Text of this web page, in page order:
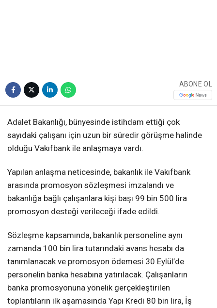
ABONE OL
Adalet Bakanlığı, bünyesinde istihdam ettiği çok
sayıdaki çalışanı için uzun bir süredir görüşme halinde
olduğu Vakıfbank ile anlaşmaya vardı.
Yapılan anlaşma neticesinde, bakanlık ile Vakıfbank
arasında promosyon sözleşmesi imzalandı ve
bakanlığa bağlı çalışanlara kişi başı 99 bin 500 lira
promosyon desteği verileceği ifade edildi.
Sözleşme kapsamında, bakanlık personeline aynı
zamanda 100 bin lira tutarındaki avans hesabı da
tanımlanacak ve promosyon ödemesi 30 Eylül’de
personelin banka hesabına yatırılacak. Çalışanların
banka promosyonuna yönelik gerçekleştirilen
toplantıların ilk aşamasında Yapı Kredi 80 bin lira, İş